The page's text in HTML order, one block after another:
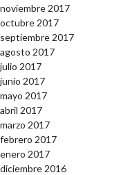
noviembre 2017
octubre 2017
septiembre 2017
agosto 2017
julio 2017
junio 2017
mayo 2017
abril 2017
marzo 2017
febrero 2017
enero 2017
diciembre 2016